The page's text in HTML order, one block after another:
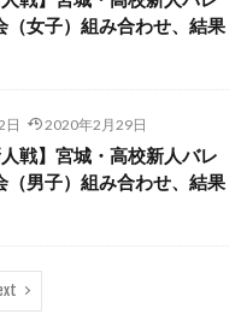
（女子）組み合わせ、結果
日 2020年2月29日
人戦】宮城・高校新人バレ
（男子）組み合わせ、結果